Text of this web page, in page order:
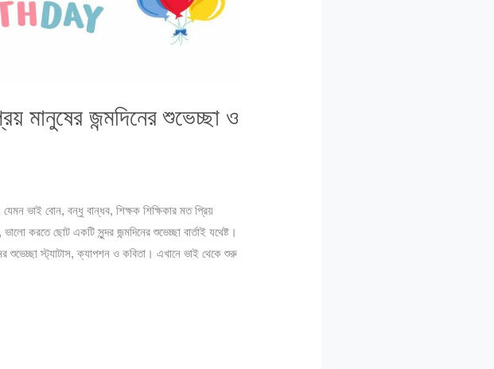
মানুষের জন্মদিনের শুভেচ্ছা ও
ভাই বোন, বন্ধু বান্ধব, শিক্ষক শিক্ষিকার মত প্রিয়
করতে ছোট একটি সুন্দর জন্মদিনের শুভেচ্ছা বার্তাই যথেষ্ট।
শুভেচ্ছা স্ট্যাটাস, ক্যাপশন ও কবিতা। এখানে ভাই থেকে শুরু